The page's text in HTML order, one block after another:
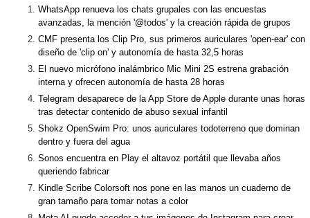
WhatsApp renueva los chats grupales con las encuestas
avanzadas, la mención '@todos' y la creación rápida de grupos
CMF presenta los Clip Pro, sus primeros auriculares 'open-ear' con
diseño de 'clip on' y autonomía de hasta 32,5 horas
El nuevo micrófono inalámbrico Mic Mini 2S estrena grabación
interna y ofrecen autonomía de hasta 28 horas
Telegram desaparece de la App Store de Apple durante unas horas
tras detectar contenido de abuso sexual infantil
Shokz OpenSwim Pro: unos auriculares todoterreno que dominan
dentro y fuera del agua
Sonos encuentra en Play el altavoz portátil que llevaba años
queriendo fabricar
Kindle Scribe Colorsoft nos pone en las manos un cuaderno de
gran tamaño para tomar notas a color